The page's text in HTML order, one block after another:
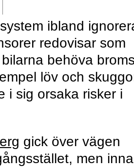
ibland
redovisar som
behöva
löv och
i sig orsaka risker i
gick över vägen
men